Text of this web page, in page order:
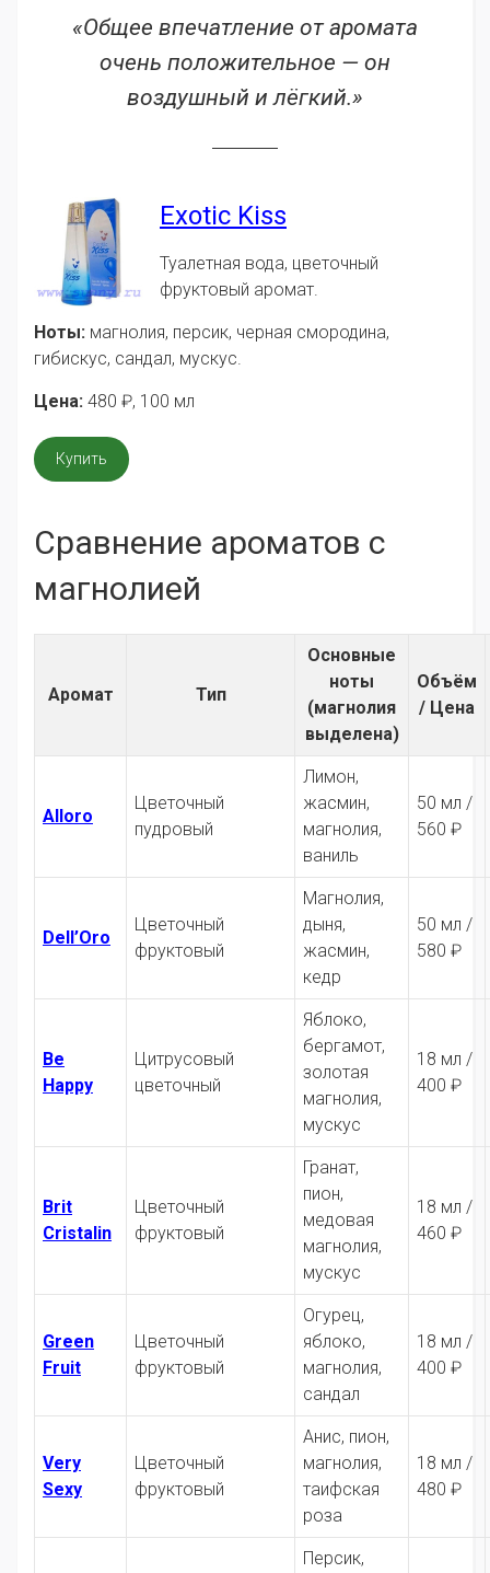
«Общее впечатление от аромата
очень положительное — он
воздушный и лёгкий.»
Exotic Kiss
Туалетная вода, цветочный
фруктовый аромат.
Ноты: магнолия, персик, черная смородина,
гибискус, сандал, мускус.
Цена: 480 ₽, 100 мл
Купить
Сравнение ароматов с
магнолией
Аромат Тип
Основные
ноты
(магнолия
выделена)
Объём
/ Цена
Alloro
Цветочный
пудровый
Лимон,
жасмин,
магнолия,
ваниль
50 мл /
560 ₽
Dell’Oro
Цветочный
фруктовый
Магнолия,
дыня,
жасмин,
кедр
50 мл /
580 ₽
Be
Happy
Цитрусовый
цветочный
Яблоко,
бергамот,
золотая
магнолия,
мускус
18 мл /
400 ₽
Brit
Cristalin
Цветочный
фруктовый
Гранат,
пион,
медовая
магнолия,
мускус
18 мл /
460 ₽
Green
Fruit
Цветочный
фруктовый
Огурец,
яблоко,
магнолия,
сандал
18 мл /
400 ₽
Very
Sexy
Цветочный
фруктовый
Анис, пион,
магнолия,
таифская
роза
18 мл /
480 ₽
Персик,